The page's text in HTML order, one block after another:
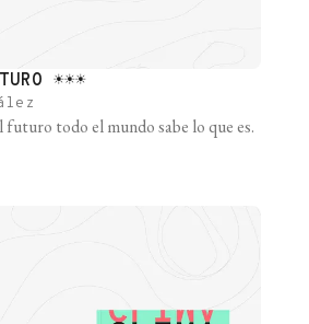
☀️☀️☀️
futuro todo el mundo sabe lo que es.